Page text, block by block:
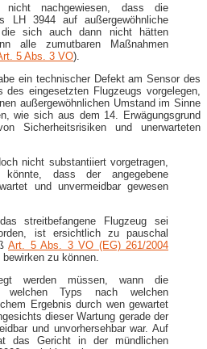
nachgewiesen, dass die
LH 3944 auf außergewöhnliche
die sich auch dann nicht hätten
alle zumutbaren Maßnahmen
5 Abs. 3 VO).
ein technischer Defekt am Sensor des
eingesetzten Flugzeugs vorgelegen,
außergewöhnlichen Umstand im Sinne
wie sich aus dem 14. Erwägungsgrund
Sicherheitsrisiken und unerwarteten
nicht substantiiert vorgetragen,
dass der angegebene
und unvermeidbar gewesen
streitbefangene Flugzeug sei
ist ersichtlich zu pauschal
Art. 5 Abs. 3 VO (EG) 261/2004
zu können.
werden müssen, wann die
welchen Typs nach welchen
Ergebnis durch wen gewartet
dieser Wartung gerade der
und unvorhersehbar war. Auf
das Gericht in der mündlichen